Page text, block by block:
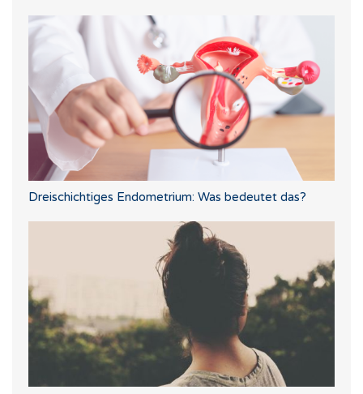
Dreischichtiges Endometrium: Was bedeutet das?